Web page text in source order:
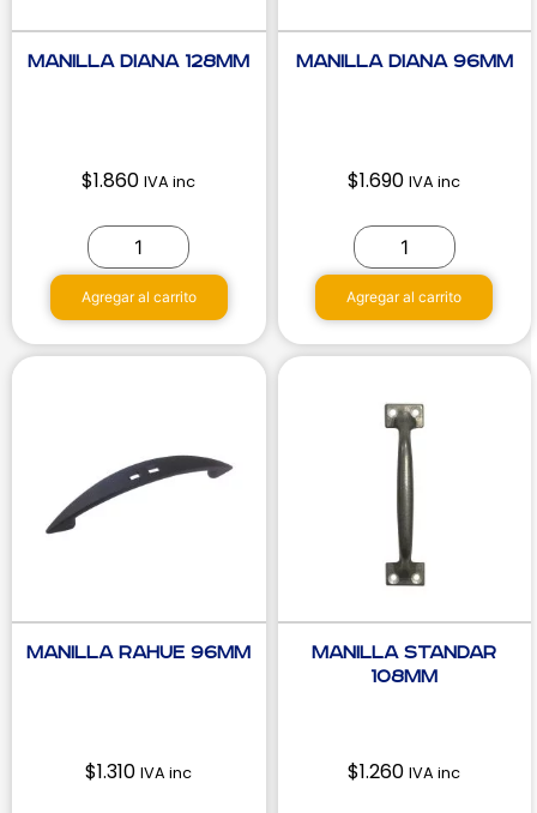
Manilla Diana 128mm
$1.860 IVA inc
Agregar al carrito
Manilla Diana 96mm
$1.690 IVA inc
Agregar al carrito
Manilla Rahue 96mm
$1.310 IVA inc
Manilla standar
108mm
$1.260 IVA inc